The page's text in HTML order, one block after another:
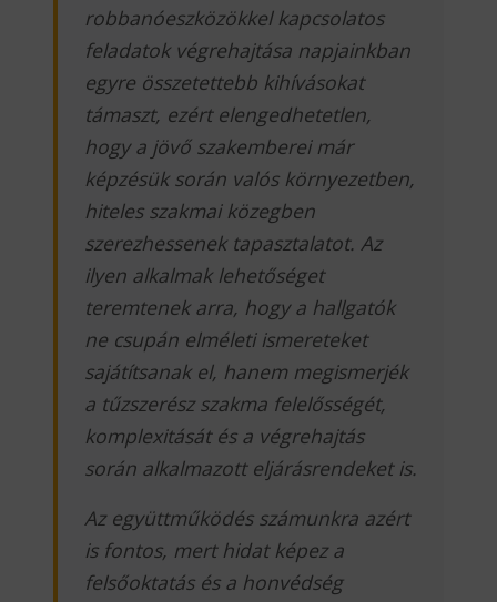
robbanóeszközökkel kapcsolatos
feladatok végrehajtása napjainkban
egyre összetettebb kihívásokat
támaszt, ezért elengedhetetlen,
hogy a jövő szakemberei már
képzésük során valós környezetben,
hiteles szakmai közegben
szerezhessenek tapasztalatot. Az
ilyen alkalmak lehetőséget
teremtenek arra, hogy a hallgatók
ne csupán elméleti ismereteket
sajátítsanak el, hanem megismerjék
a tűzszerész szakma felelősségét,
komplexitását és a végrehajtás
során alkalmazott eljárásrendeket is.
Az együttműködés számunkra azért
is fontos, mert hidat képez a
felsőoktatás és a honvédség